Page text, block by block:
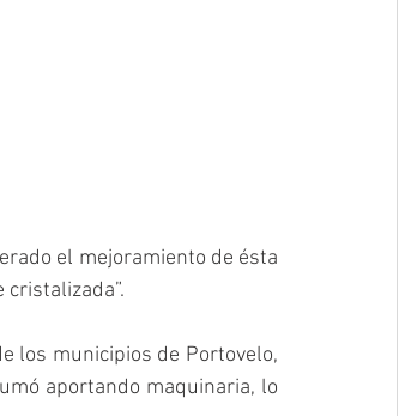
el mejoramiento de ésta
los municipios de Portovelo,
aportando maquinaria, lo